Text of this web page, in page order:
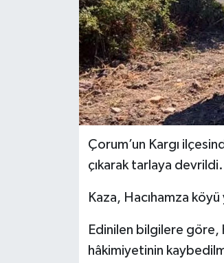
Çorum’un Kargı
çıkarak tarlaya devrildi.
Kaza, Hacıhamza
Edinilen bilgilere
hâkimiyetinin
TEKNOLOJİ